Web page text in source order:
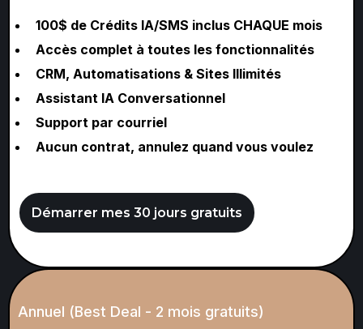
100$ de Crédits IA/SMS inclus CHAQUE mois
Accès complet à toutes les fonctionnalités
CRM, Automatisations & Sites Illimités
Assistant IA Conversationnel
Support par courriel
Aucun contrat, annulez quand vous voulez
Démarrer mes 30 jours gratuits
Annuel (Best Deal - 2 mois gratuits)